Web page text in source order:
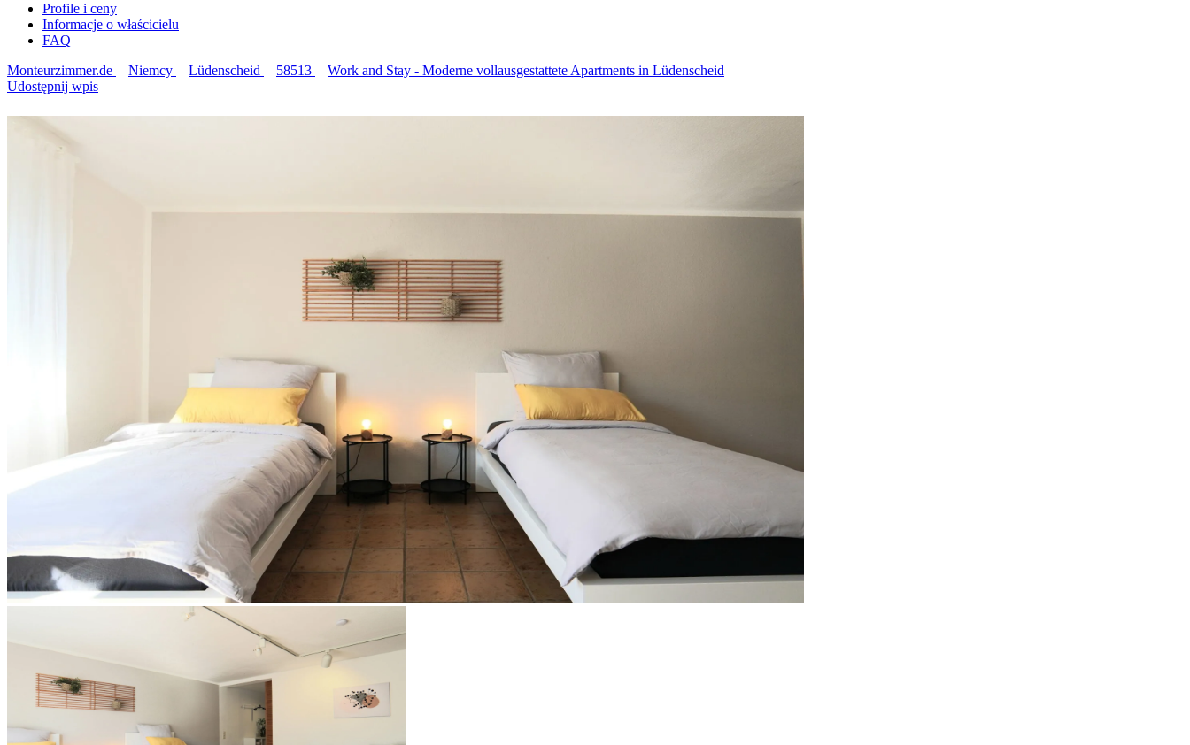
Profile i ceny
Informacje o właścicielu
FAQ
Monteurzimmer.de
Niemcy Lüdenscheid 58513
Work and Stay - Moderne vollausgestattete Apartments in Lüdenscheid
Udostępnij wpis